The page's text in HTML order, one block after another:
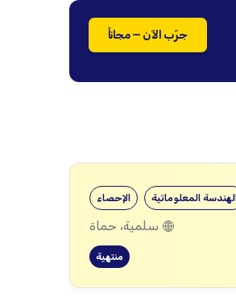
جرّب الآن — مجاناً
الإحصاء الهندسة المعلوماتية
سلمية، حماة
منتهية